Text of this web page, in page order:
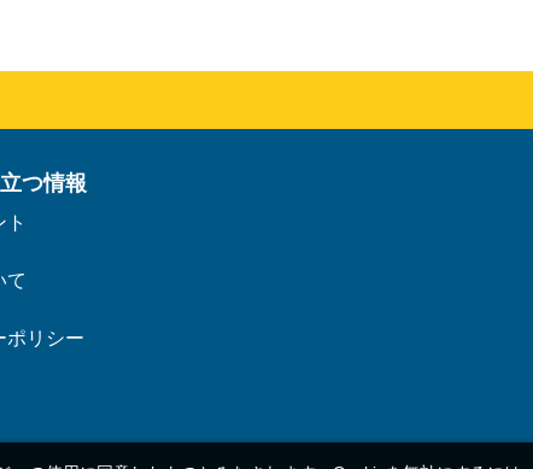
つ情報
て
ポリシー